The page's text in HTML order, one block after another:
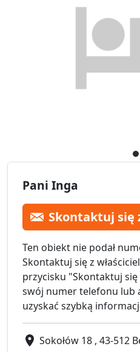
Pani Inga
Skontaktuj się
Ten obiekt nie podał
Skontaktuj się z
przycisku "Skontaktuj się
swój numer telefonu lub
uzyskać szybką
Sokołów 18 , 43-512